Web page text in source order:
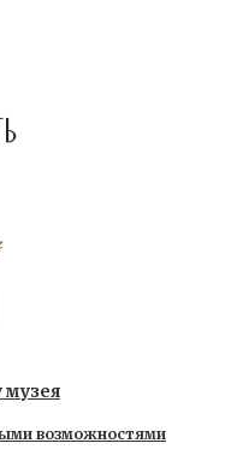
музея
возможностями